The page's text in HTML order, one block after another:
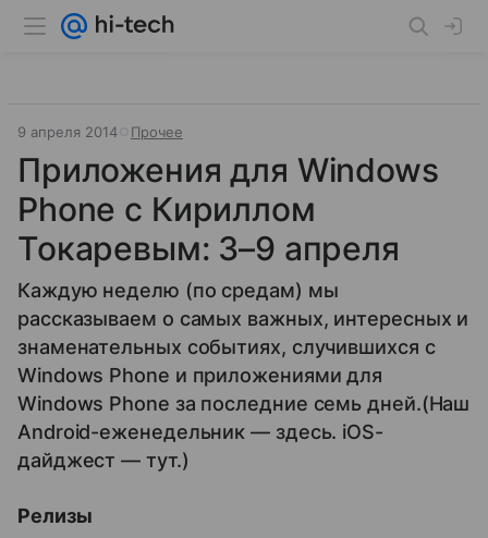
9 апреля 2014 Прочее
Приложения для Windows
Phone с Кириллом
Токаревым: 3–9 апреля
Каждую неделю (по средам) мы
рассказываем о самых важных, интересных и
знаменательных событиях, случившихся с
Windows Phone и приложениями для
Windows Phone за последние семь дней.(Наш
Android-еженедельник — здесь. iOS-
дайджест — тут.)
Релизы